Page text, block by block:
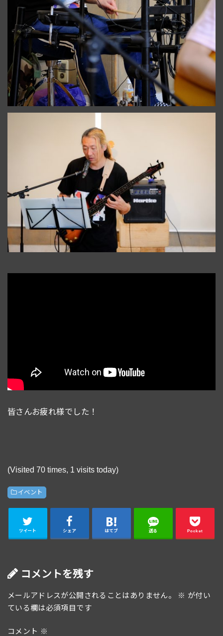
皆さんお疲れ様でした！
(Visited 70 times, 1 visits today)
イベント
ツイート シェア はてブ 送る Pocket
コメントを残す
メールアドレスが公開されることはありません。 ※ が付い
ている欄は必須項目です
コメント ※